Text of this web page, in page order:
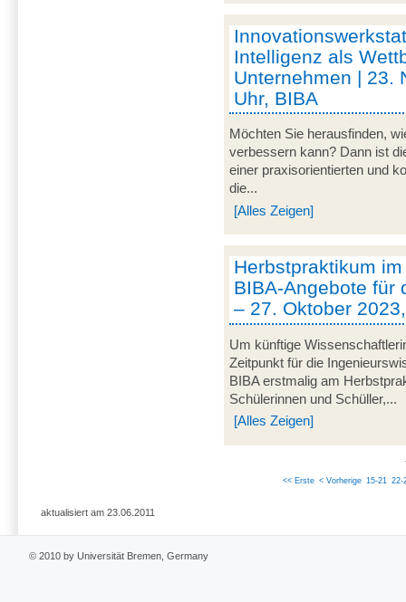
Intelligenz als
Unternehmen | 23.
Uhr, BIBA
Möchten Sie herausfinden,
verbessern kann? Dann ist
einer praxisorientierten und
die...
[Alles Zeigen]
Herbstpraktikum
BIBA-Angebote für
– 27. Oktober
Um künftige
Zeitpunkt für die
BIBA erstmalig am
Schülerinnen und Schüller,...
[Alles Zeigen]
<< Erste < Vorherige 15-21 22-
aktualisiert am 23.06.2011
© 2010 by Universität Bremen, Germany